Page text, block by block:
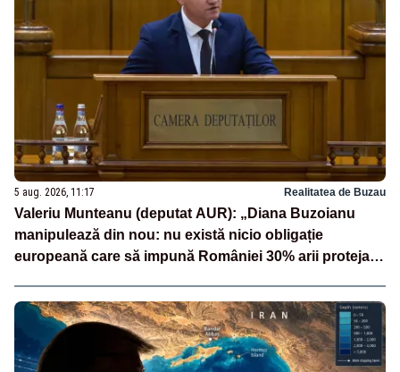
5 aug. 2026, 11:17 Realitatea de Buzau
Valeriu Munteanu (deputat AUR): „Diana Buzoianu
manipulează din nou: nu există nicio obligație
europeană care să impună României 30% arii protejate